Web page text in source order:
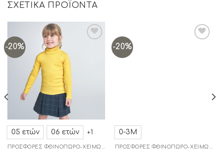
ΣΧΕΤΙΚΆ ΠΡΟΪΌΝΤΑ
-20%
05 ετών 06 ετών +1
ΠΡΟΣΦΟΡΈΣ ΦΘΙΝΌΠΩΡΟ-ΧΕΙΜΏΝΑΣ
-20%
0-3Μ
ΠΡΟΣΦΟΡΈΣ ΦΘΙΝΌΠΩΡΟ-ΧΕΙΜΏΝΑΣ